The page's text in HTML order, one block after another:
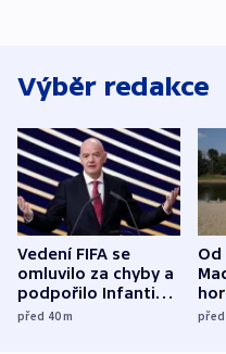
Výběr redakce
Vedení FIFA se
omluvilo za chyby a
podpořilo Infantina.
UEFA trvá na
před 40m
Od
do